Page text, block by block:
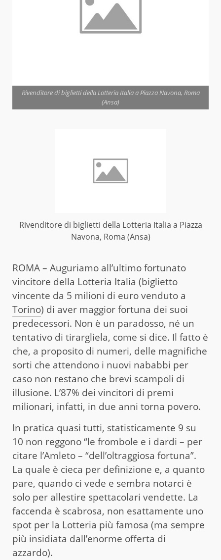
Rivenditore di biglietti della Lotteria Italia a Piazza Navona, Roma
(Ansa)
Rivenditore di biglietti della Lotteria Italia a Piazza
Navona, Roma (Ansa)
ROMA – Auguriamo all’ultimo fortunato
vincitore della Lotteria Italia (biglietto
vincente da 5 milioni di euro venduto a
Torino) di aver maggior fortuna dei suoi
predecessori. Non è un paradosso, né un
tentativo di tirargliela, come si dice. Il fatto è
che, a proposito di numeri, delle magnifiche
sorti che attendono i nuovi nababbi per
caso non restano che brevi scampoli di
illusione. L’87% dei vincitori di premi
milionari, infatti, in due anni torna povero.
In pratica quasi tutti, statisticamente 9 su
10 non reggono “le frombole e i dardi – per
citare l’Amleto – “dell’oltraggiosa fortuna”.
La quale è cieca per definizione e, a quanto
pare, quando ci vede e sembra notarci è
solo per allestire spettacolari vendette. La
faccenda è scabrosa, non esattamente uno
spot per la Lotteria più famosa (ma sempre
più insidiata dall’enorme offerta di
azzardo).